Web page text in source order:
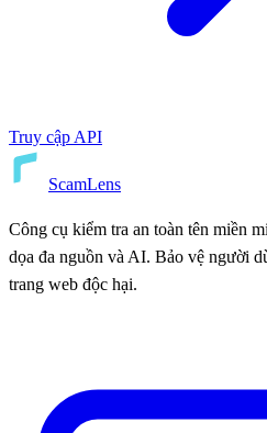
Truy cập API
ScamLens
Công cụ kiểm tra an toàn tên miền
dọa đa nguồn và AI. Bảo vệ người
trang web độc hại.